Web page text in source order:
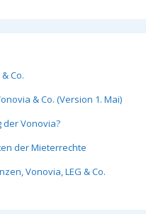
Co.
& Co. (Version 1. Mai)
der Vonovia?
der Mieterrechte
Vonovia, LEG & Co.